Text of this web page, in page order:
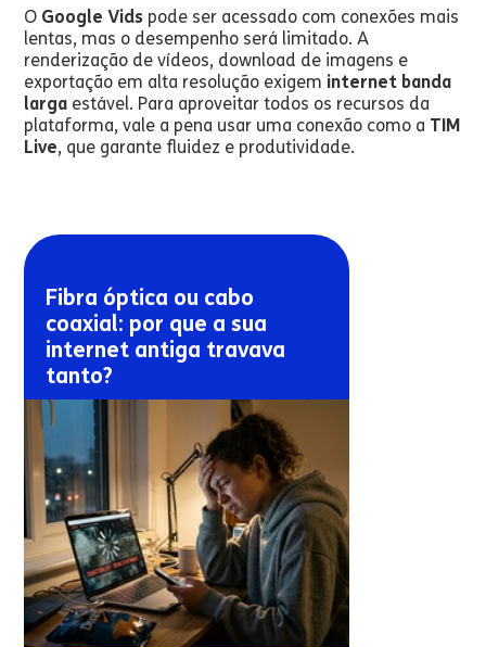
O Google Vids pode ser acessado com conexões mais
lentas, mas o desempenho será limitado. A
renderização de vídeos, download de imagens e
exportação em alta resolução exigem internet banda
larga estável. Para aproveitar todos os recursos da
plataforma, vale a pena usar uma conexão como a TIM
Live, que garante fluidez e produtividade.
Fibra óptica ou cabo
coaxial: por que a sua
internet antiga travava
tanto?